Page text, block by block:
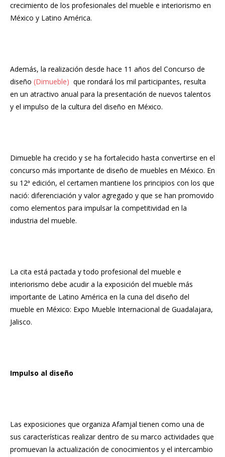
crecimiento de los profesionales del mueble e interiorismo en
México y Latino América.
Además, la realización desde hace 11 años del Concurso de
diseño (Dimueble) que rondará los mil participantes, resulta
en un atractivo anual para la presentación de nuevos talentos
y el impulso de la cultura del diseño en México.
Dimueble ha crecido y se ha fortalecido hasta convertirse en el
concurso más importante de diseño de muebles en México. En
su 12ª edición, el certamen mantiene los principios con los que
nació: diferenciación y valor agregado y que se han promovido
como elementos para impulsar la competitividad en la
industria del mueble.
La cita está pactada y todo profesional del mueble e
interiorismo debe acudir a la exposición del mueble más
importante de Latino América en la cuna del diseño del
mueble en México: Expo Mueble Internacional de Guadalajara,
Jalisco.
Impulso al diseño
Las exposiciones que organiza Afamjal tienen como una de
sus características realizar dentro de su marco actividades que
promuevan la actualización de conocimientos y el intercambio